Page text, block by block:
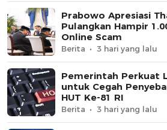
Prabowo Apresiasi
Pulangkan Hampir
Online Scam
Berita 3 hari yang lalu
Pemerintah Perkuat
untuk Cegah
HUT Ke-81 RI
Berita 3 hari yang lalu